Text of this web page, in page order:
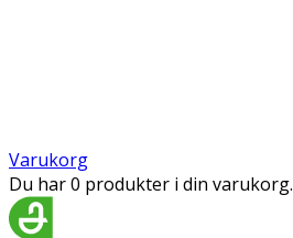
Varukorg
Du har 0 produkter i din varukorg.